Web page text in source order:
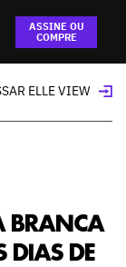
ASSINE OU
COMPRE
são o truque
ELLE VIEW
BRANCA
DIAS DE